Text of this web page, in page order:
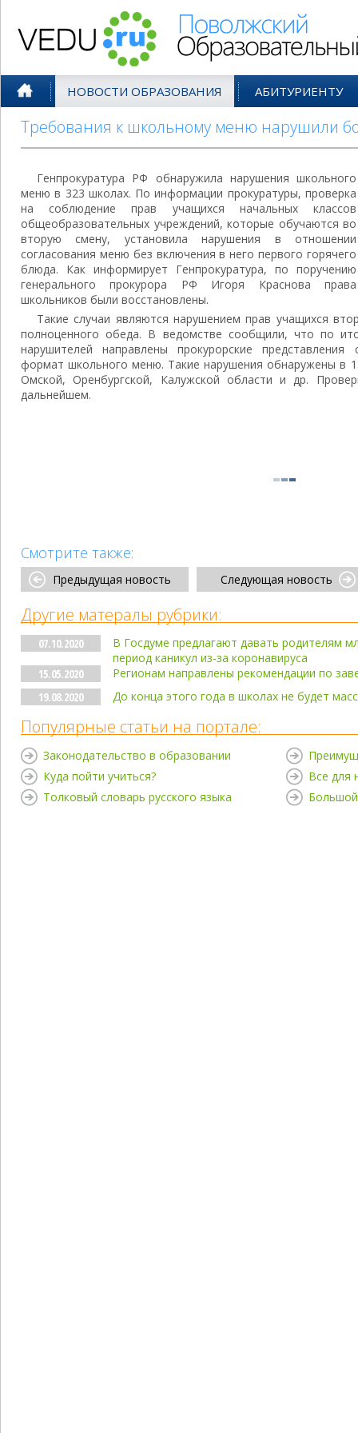
НОВОСТИ ОБРАЗОВАНИЯ АБИТУРИЕНТУ
Требования к школьному меню нарушили
Генпрокуратура РФ обнаружила нарушения школьного
меню в 323 школах. По информации прокуратуры, проверка
на соблюдение прав учащихся начальных классов
общеобразовательных учреждений, которые обучаются во
вторую смену, установила нарушения в отношении
согласования меню без включения в него первого горячего
блюда. Как информирует Генпрокуратура, по поручению
генерального прокурора РФ Игоря Краснова права
школьников были восстановлены.
Такие случаи являются нарушением прав учащихся
полноценного обеда. В ведомстве сообщили, что по
нарушителей направлены прокурорские представления
формат школьного меню. Такие нарушения обнаружены в
Омской, Оренбургской, Калужской области и др.
дальнейшем.
Смотрите также:
Предыдущая новость Следующая новость
Другие матералы рубрики:
07.10.2020
В Госдуме предлагают давать родителям
период каникул из-за коронавируса
15.05.2020
Регионам направлены рекомендации по
19.08.2020
До конца этого года в школах не будет
Популярные статьи на портале:
Законодательство в образовании
Куда пойти учиться?
Толковый словарь русского языка
Все для
Большой